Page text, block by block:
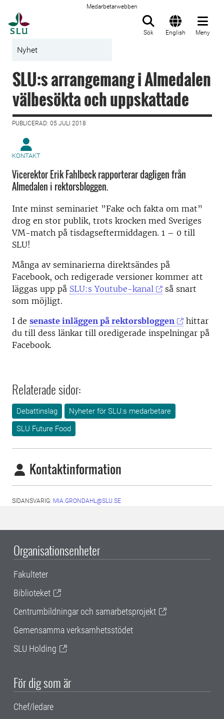
Medarbetarwebben
Sök English Meny
Nyhet
SLU:s arrangemang i Almedalen
välbesökta och uppskattade
PUBLICERAD: 05 JULI 2018
KONTAKT
Vicerektor Erik Fahlbeck rapporterar dagligen från
Almedalen i rektorsbloggen.
Inte minst seminariet ”Fake och fakta om mat”
drog en stor publik, trots krocken med Sveriges
VM-match på tisdagseftermiddagen. 1 – 0 till
SLU!
Många av seminarierna direktsändes på
Facebook, och redigerade versioner kommer att
läggas upp på SLU:s Youtube-kanal
så snart
som möjligt.
I de senaste inläggen på rektorsbloggen
hittar
du till dess länkar till oredigerade inspelningar på
Facebook.
Relaterade sidor:
Debattinslag
Nyheter för SLU:s medarbetare
SLU Future Food
Kontaktinformation
SIDANSVARIG: MIA.GRONDAHL@SLU.SE
Organisationsenheter
Fakulteter
Biblioteket
Centrumbildningar och samarbetsprojekt
Gemensamma verksamhetsstödet
SLU Holding
För dig som är
Chef/ledare